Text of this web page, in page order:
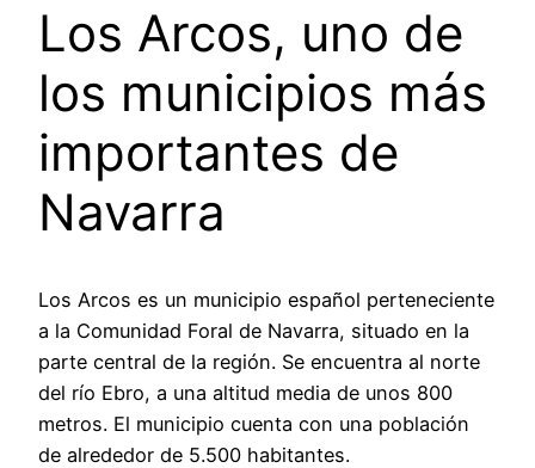
Los Arcos, uno de
los municipios más
importantes de
Navarra
Los Arcos es un municipio español perteneciente
a la Comunidad Foral de Navarra, situado en la
parte central de la región. Se encuentra al norte
del río Ebro, a una altitud media de unos 800
metros. El municipio cuenta con una población
de alrededor de 5.500 habitantes.